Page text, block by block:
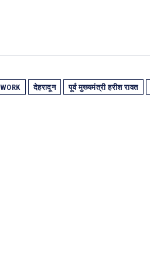
देहरादून पूर्व मुख्यमंत्री हरीश रावत